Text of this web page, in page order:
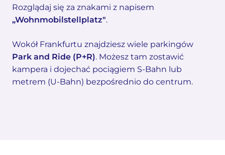
Rozglądaj się za znakami z napisem
„Wohnmobilstellplatz".
Wokół Frankfurtu znajdziesz wiele parkingów
Park and Ride (P+R). Możesz tam zostawić
kampera i dojechać pociągiem S-Bahn lub
metrem (U-Bahn) bezpośrednio do centrum.